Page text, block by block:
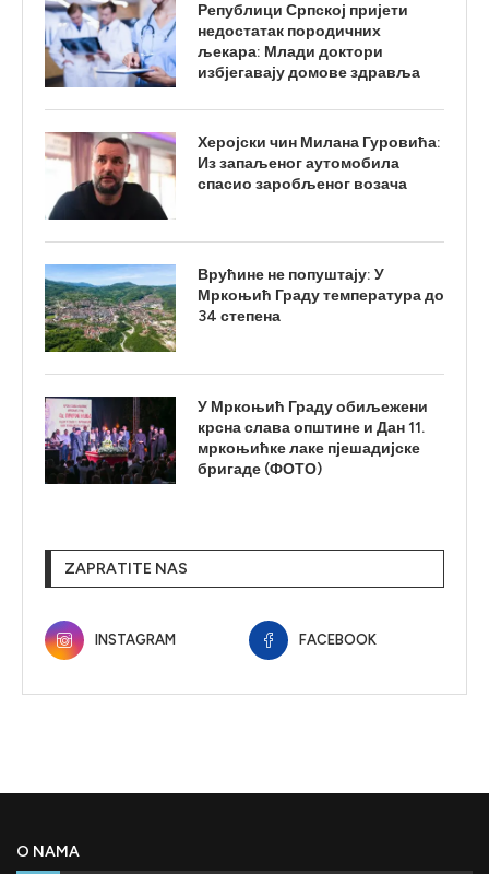
Републици Српској пријети
недостатак породичних
љекара: Млади доктори
избјегавају домове здравља
Херојски чин Милана Гуровића:
Из запаљеног аутомобила
спасио заробљеног возача
Врућине не попуштају: У
Мркоњић Граду температура до
34 степена
У Мркоњић Граду обиљежени
крсна слава општине и Дан 11.
мркоњићке лаке пјешадијске
бригаде (ФОТО)
ZAPRATITE NAS
INSTAGRAM FACEBOOK
O NAMA